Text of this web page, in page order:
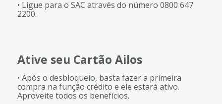
• Ligue para o SAC através do número 0800 647
2200.
Ative seu Cartão Ailos
• Após o desbloqueio, basta fazer a primeira
compra na função crédito e ele estará ativo.
Aproveite todos os benefícios.